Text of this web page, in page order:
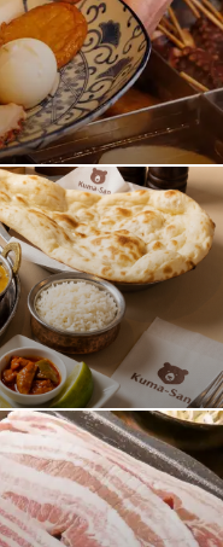
鮮類まで幅広くご提供！
いただけます。七輪で焼
、一口食べるごとに幸
とおでん 』♪なんとワン
口2F
ツアツのナンとライ
みいただけます。お腹
で、ランチタイムやデ
間違いなしです。